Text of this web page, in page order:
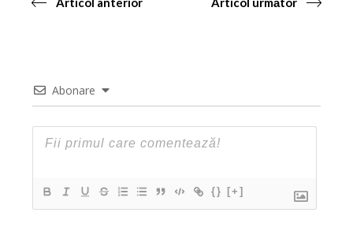
Abonare
{} [+]